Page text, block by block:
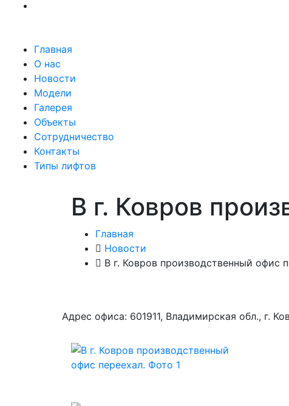
Главная
О нас
Новости
Модели
Галерея
Объекты
Сотрудничество
Контакты
Типы лифтов
В г. Ковров
Главная
Новости
В г. Ковров производственный офис
Адрес офиса: 601911, Владимирская обл., г.